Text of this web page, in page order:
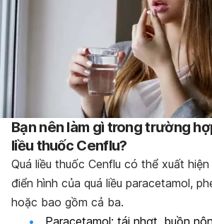
Bạn nên làm gì trong trường
liều thuốc Cenflu?
Quá liều thuốc Cenflu có thể xuất
điển hình của quá liều paracetamol,
hoặc bao gồm cả ba.